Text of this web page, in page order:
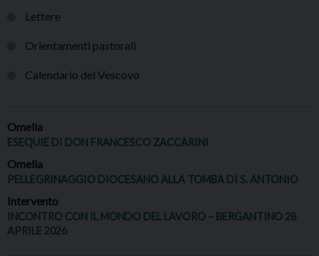
Lettere
Orientamenti pastorali
Calendario del Vescovo
Omelia
ESEQUIE DI DON FRANCESCO ZACCARINI
Omelia
PELLEGRINAGGIO DIOCESANO ALLA TOMBA DI S. ANTONIO
Intervento
INCONTRO CON IL MONDO DEL LAVORO – BERGANTINO 28
APRILE 2026